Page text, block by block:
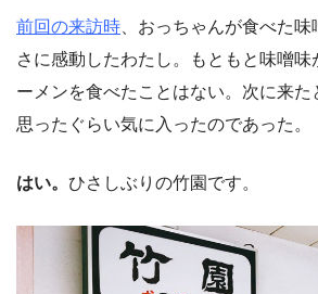
前回の来訪時 、おっちゃんが食べた
さに感動したわたし。もともと味噌味
ーメンを食べたことはない。次に来た
思ったぐらい気に入ったのであった。
はい。 ひさしぶりの竹園です。